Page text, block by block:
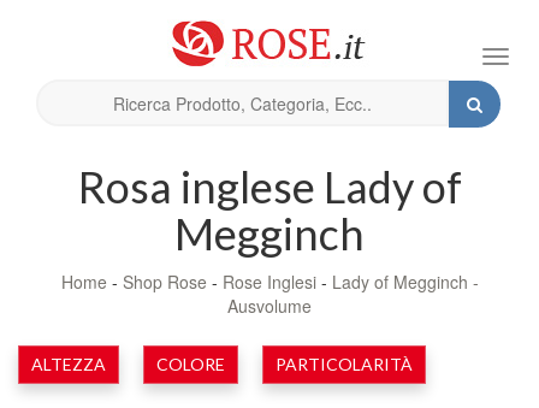
Rosa inglese Lady of
Megginch
Home - Shop Rose - Rose Inglesi - Lady of Megginch -
Ausvolume
ALTEZZA COLORE PARTICOLARITÀ